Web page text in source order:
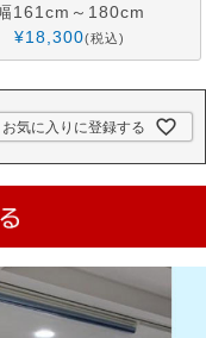
161cm～180cm
¥18,300 税込
お気に入りに登録する